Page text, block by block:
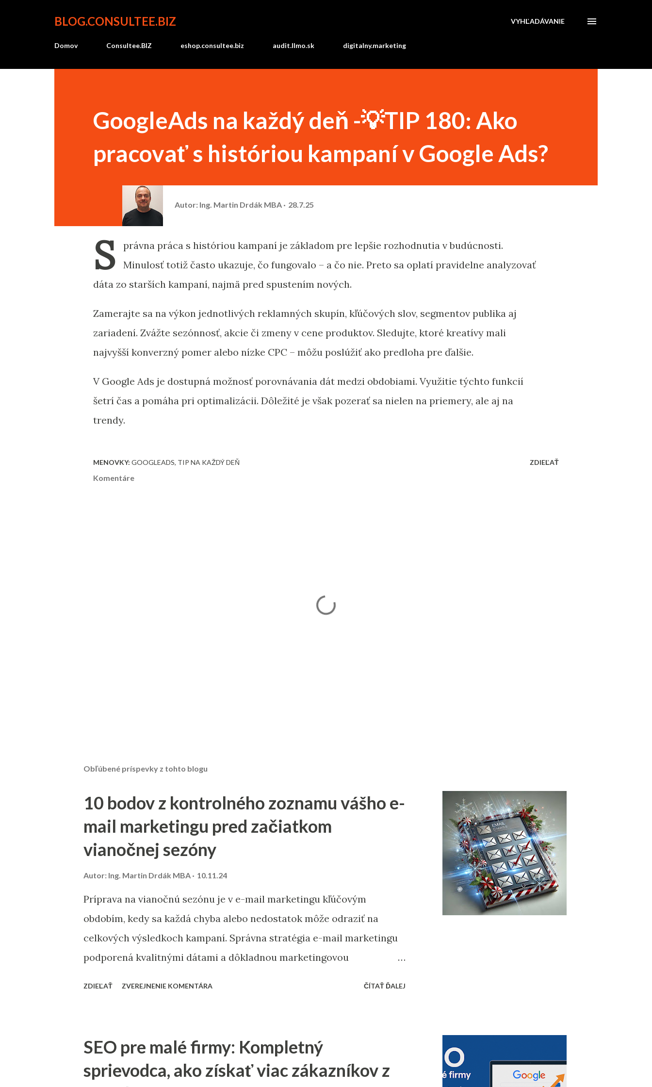
BLOG.CONSULTEE.BIZ VYHĽADÁVANIE
Domov Consultee.BIZ eshop.consultee.biz audit.llmo.sk digitalny.marketing
GoogleAds na každý deň -💡TIP 180: Ako
pracovať s históriou kampaní v Google Ads?
Autor: Ing. Martin Drdák MBA 28.7.25
S
právna práca s históriou kampaní je základom pre lepšie rozhodnutia v budúcnosti.
Minulosť totiž často ukazuje, čo fungovalo – a čo nie. Preto sa oplatí pravidelne analyzovať
dáta zo starších kampaní, najmä pred spustením nových.
Zamerajte sa na výkon jednotlivých reklamných skupín, kľúčových slov, segmentov publika aj
zariadení. Zvážte sezónnosť, akcie či zmeny v cene produktov. Sledujte, ktoré kreatívy mali
najvyšší konverzný pomer alebo nízke CPC – môžu poslúžiť ako predloha pre ďalšie.
V Google Ads je dostupná možnosť porovnávania dát medzi obdobiami. Využitie týchto funkcií
šetrí čas a pomáha pri optimalizácii. Dôležité je však pozerať sa nielen na priemery, ale aj na
trendy.
MENOVKY: GOOGLEADS TIP NA KAŽDÝ DEŇ ZDIEĽAŤ
Komentáre
Obľúbené príspevky z tohto blogu
10 bodov z kontrolného zoznamu vášho e-
mail marketingu pred začiatkom
vianočnej sezóny
Autor: Ing. Martin Drdák MBA 10.11.24
Príprava na vianočnú sezónu je v e-mail marketingu kľúčovým
obdobím, kedy sa každá chyba alebo nedostatok môže odraziť na
celkových výsledkoch kampaní. Správna stratégia e-mail marketingu
podporená kvalitnými dátami a dôkladnou marketingovou
skontrolovať a vyčistiť databázu e-mailových kontaktov. Odfiltrovanie
neaktívnych používateľov, starých alebo neoverených e-mailov vám
ZDIEĽAŤ ZVEREJNENIE KOMENTÁRA ČÍTAŤ ĎALEJ
SEO pre malé firmy: Kompletný
sprievodca, ako získať viac zákazníkov z